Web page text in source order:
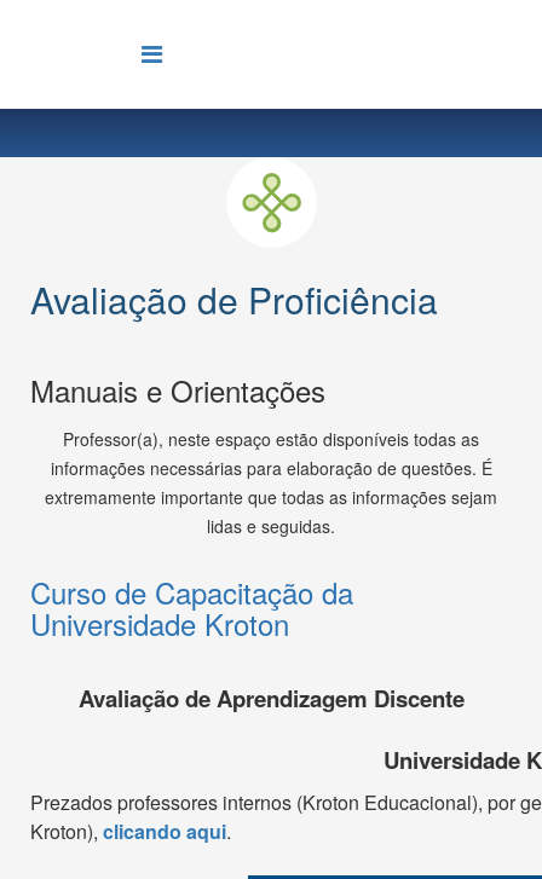
Avaliação de Proficiência
Manuais e Orientações
Professor(a), neste espaço estão disponíveis todas as
informações necessárias para elaboração de questões. É
extremamente importante que todas as informações sejam
lidas e seguidas.
Curso de Capacitação da
Universidade Kroton
Avaliação de Aprendizagem Discente
Universidade
Prezados professores internos (Kroton Educacional), por
Kroton), clicando aqui.